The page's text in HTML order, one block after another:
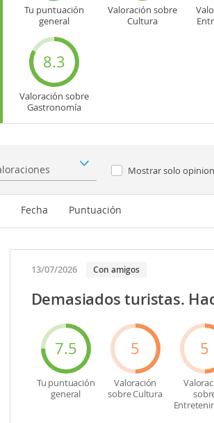
Tu puntuación
general
Valoración sobre
Cultura
8.3
Valoración sobre
Gastronomía
Mostrar solo
Fecha Puntuación
13/07/2026 Con amigos
Demasiados turistas.
7.5
Tu puntuación
general
5
Valoración
sobre Cultura
5